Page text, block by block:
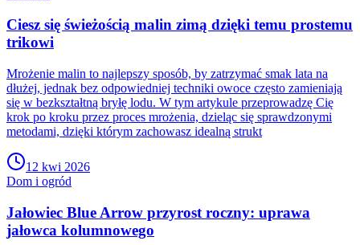
Ciesz się świeżością malin zimą dzięki temu prostemu
trikowi
Mrożenie malin to najlepszy sposób, by zatrzymać smak lata na
dłużej, jednak bez odpowiedniej techniki owoce często zamieniają
się w bezkształtną bryłę lodu. W tym artykule przeprowadzę Cię
krok po kroku przez proces mrożenia, dzieląc się sprawdzonymi
metodami, dzięki którym zachowasz idealną strukt
12 kwi 2026
Dom i ogród
Jałowiec Blue Arrow przyrost roczny: uprawa
jałowca kolumnowego